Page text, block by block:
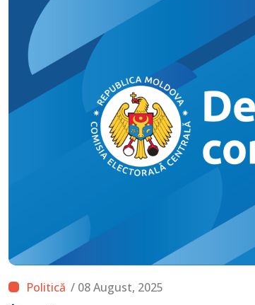
/ 08 August, 2025
/ Acum 2
Prim-ministrul
discutat cu
Rumen Radev